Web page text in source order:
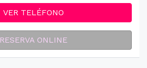
VER TELÉFONO
RESERVA ONLINE